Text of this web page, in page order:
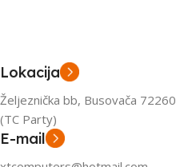
Lokacija
Željeznička bb, Busovača 72260
(TC Party)
E-mail